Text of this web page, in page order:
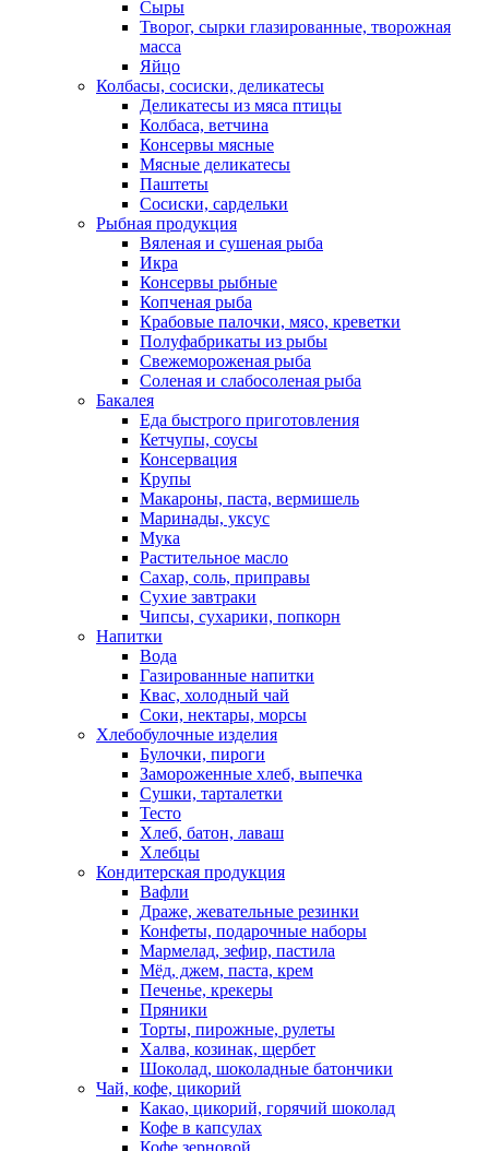
Сыры
Творог, сырки глазированные, творожная
масса
Яйцо
Колбасы, сосиски, деликатесы
Деликатесы из мяса птицы
Колбаса, ветчина
Консервы мясные
Мясные деликатесы
Паштеты
Сосиски, сардельки
Рыбная продукция
Вяленая и сушеная рыба
Икра
Консервы рыбные
Копченая рыба
Крабовые палочки, мясо, креветки
Полуфабрикаты из рыбы
Свежемороженая рыба
Соленая и слабосоленая рыба
Бакалея
Еда быстрого приготовления
Кетчупы, соусы
Консервация
Крупы
Макароны, паста, вермишель
Маринады, уксус
Мука
Растительное масло
Сахар, соль, приправы
Сухие завтраки
Чипсы, сухарики, попкорн
Напитки
Вода
Газированные напитки
Квас, холодный чай
Соки, нектары, морсы
Хлебобулочные изделия
Булочки, пироги
Замороженные хлеб, выпечка
Сушки, тарталетки
Тесто
Хлеб, батон, лаваш
Хлебцы
Кондитерская продукция
Вафли
Драже, жевательные резинки
Конфеты, подарочные наборы
Мармелад, зефир, пастила
Мёд, джем, паста, крем
Печенье, крекеры
Пряники
Торты, пирожные, рулеты
Халва, козинак, щербет
Шоколад, шоколадные батончики
Чай, кофе, цикорий
Какао, цикорий, горячий шоколад
Кофе в капсулах
Кофе зерновой